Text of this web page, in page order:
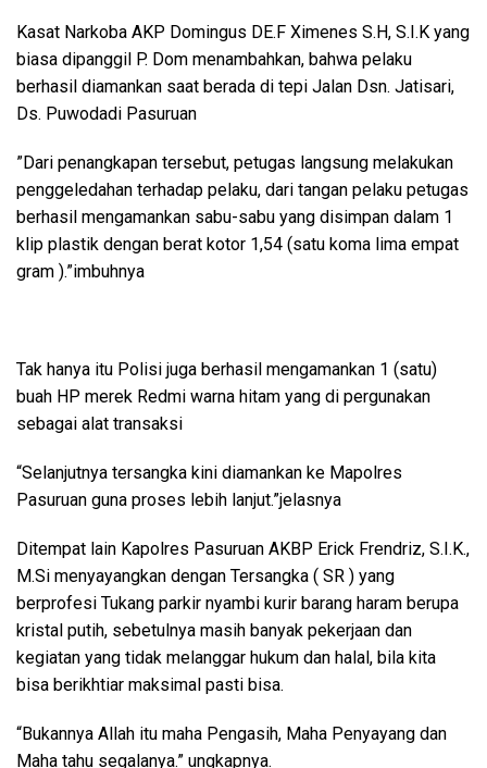
Kasat Narkoba AKP Domingus DE.F Ximenes S.H, S.I.K yang
biasa dipanggil P. Dom menambahkan, bahwa pelaku
berhasil diamankan saat berada di tepi Jalan Dsn. Jatisari,
Ds. Puwodadi Pasuruan
”Dari penangkapan tersebut, petugas langsung melakukan
penggeledahan terhadap pelaku, dari tangan pelaku petugas
berhasil mengamankan sabu-sabu yang disimpan dalam 1
klip plastik dengan berat kotor 1,54 (satu koma lima empat
gram ).”imbuhnya
Tak hanya itu Polisi juga berhasil mengamankan 1 (satu)
buah HP merek Redmi warna hitam yang di pergunakan
sebagai alat transaksi
“Selanjutnya tersangka kini diamankan ke Mapolres
Pasuruan guna proses lebih lanjut.”jelasnya
Ditempat lain Kapolres Pasuruan AKBP Erick Frendriz, S.I.K.,
M.Si menyayangkan dengan Tersangka ( SR ) yang
berprofesi Tukang parkir nyambi kurir barang haram berupa
kristal putih, sebetulnya masih banyak pekerjaan dan
kegiatan yang tidak melanggar hukum dan halal, bila kita
bisa berikhtiar maksimal pasti bisa.
“Bukannya Allah itu maha Pengasih, Maha Penyayang dan
Maha tahu segalanya.” ungkapnya.